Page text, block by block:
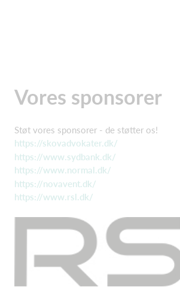
Vores sponsorer
Støt vores sponsorer - de støtter os!
https://skovadvokater.dk/
https://www.sydbank.dk/
https://www.normal.dk/
https://novavent.dk/
https://www.rsl.dk/